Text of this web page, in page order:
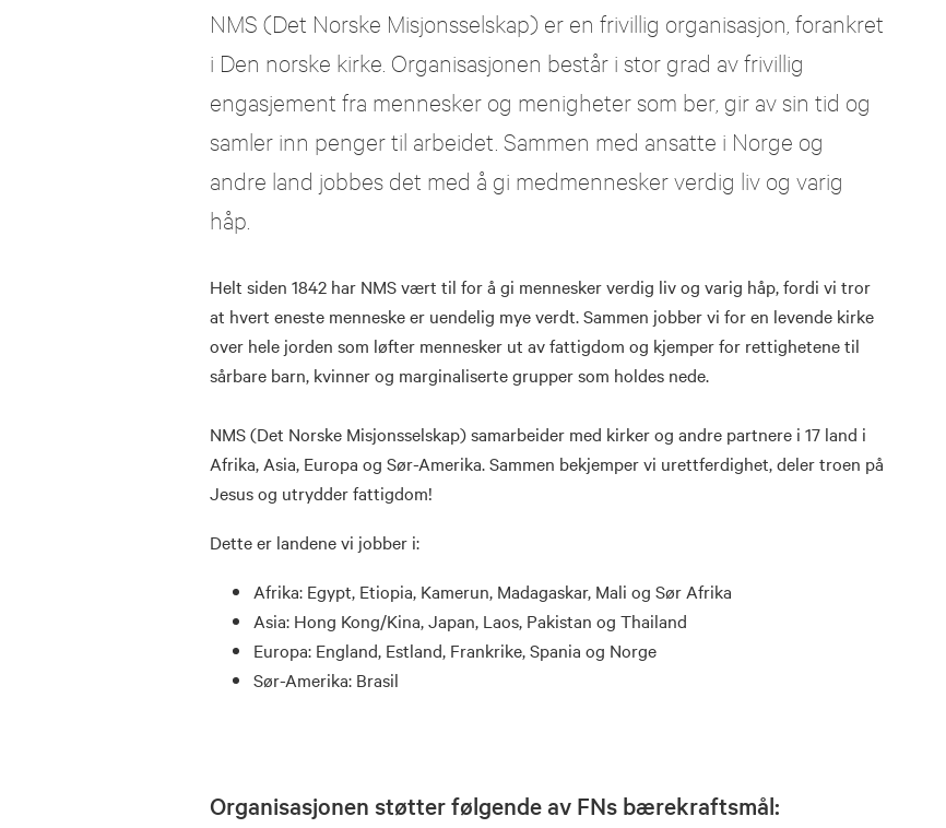
NMS (Det Norske Misjonsselskap) er en frivillig organisasjon, forankret
i Den norske kirke. Organisasjonen består i stor grad av frivillig
engasjement fra mennesker og menigheter som ber, gir av sin tid og
samler inn penger til arbeidet. Sammen med ansatte i Norge og
andre land jobbes det med å gi medmennesker verdig liv og varig
håp.
Helt siden 1842 har NMS vært til for å gi mennesker verdig liv og varig håp, fordi vi tror
at hvert eneste menneske er uendelig mye verdt. Sammen jobber vi for en levende kirke
over hele jorden som løfter mennesker ut av fattigdom og kjemper for rettighetene til
sårbare barn, kvinner og marginaliserte grupper som holdes nede.
NMS (Det Norske Misjonsselskap) samarbeider med kirker og andre partnere i 17 land i
Afrika, Asia, Europa og Sør-Amerika. Sammen bekjemper vi urettferdighet, deler troen på
Jesus og utrydder fattigdom!
Dette er landene vi jobber i:
Afrika: Egypt, Etiopia, Kamerun, Madagaskar, Mali og Sør Afrika
Asia: Hong Kong/Kina, Japan, Laos, Pakistan og Thailand
Europa: England, Estland, Frankrike, Spania og Norge
Sør-Amerika: Brasil
Organisasjonen støtter følgende av FNs bærekraftsmål: